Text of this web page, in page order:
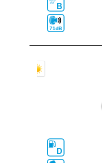
B
71dB
D